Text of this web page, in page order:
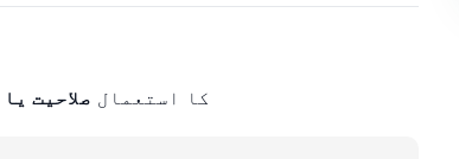
کا استعمال صلاحیت